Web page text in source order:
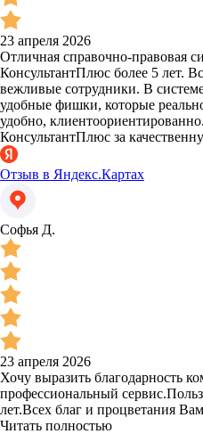
23 апреля 2026
Отличная справочно-правовая
КонсультантПлюс более 5 лет.
вежливые сотрудники. В
удобные фишки, которые
удобно,
КонсультантПлюс за
Отзыв в Яндекс.Картах
Софья Д.
23 апреля 2026
Хочу выразить благодарность
профессиональный
лет.Всех благ и процветания
Читать полностью